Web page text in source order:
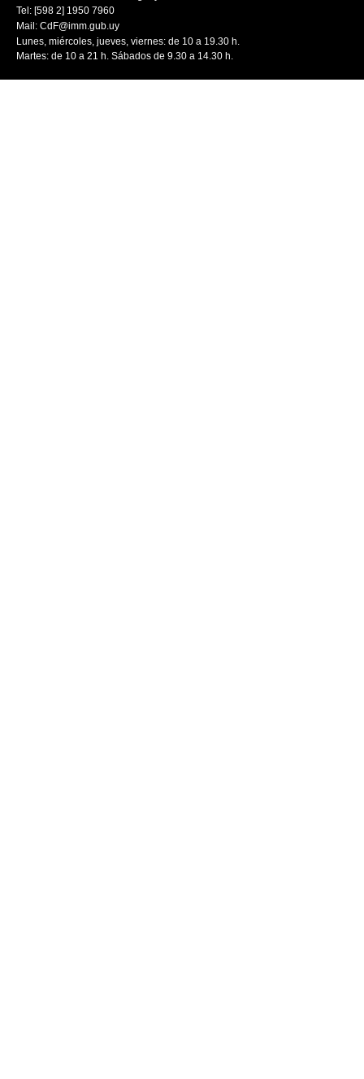
Tel: [598 2] 1950 7960
Mail: CdF@imm.gub.uy
Lunes, miércoles, jueves, viernes: de 10 a 19.30 h.
Martes: de 10 a 21 h. Sábados de 9.30 a 14.30 h.